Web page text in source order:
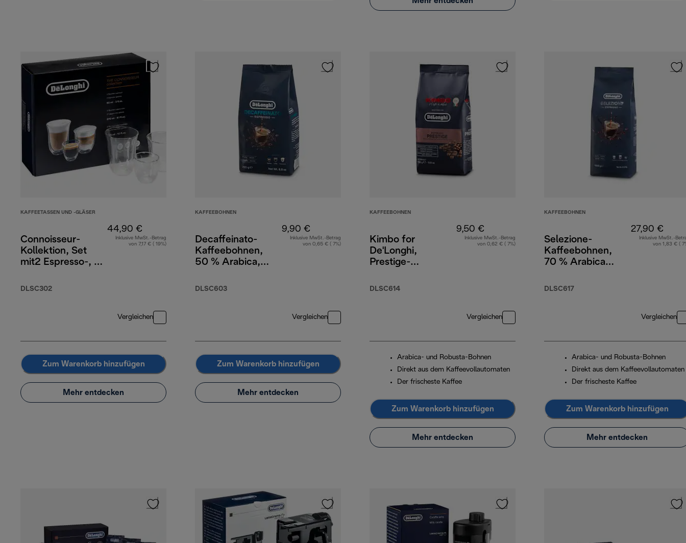
KAFFEETASSEN UND -GLÄSER
Connoisseur-
Kollektion, Set
mit2 Espresso-, 2
2 Latte Macchiato
DLSC302
44,90 €
Inklusive MwSt.-Betrag
von 7,17 € ( 19%)
Vergleichen
Zum Warenkorb hinzufügen
Mehr entdecken
KAFFEEBOHNEN
Decaffeinato-
Kaffeebohnen,
50 % Arabica,
250 g
DLSC603
9,90 €
Inklusive MwSt.-Betrag
von 0,65 € ( 7%)
Vergleichen
Zum Warenkorb hinzufügen
Mehr entdecken
KAFFEEBOHNEN
Kimbo for
De'Longhi,
Prestige-
65 % Arabica
DLSC614
9,50 €
Inklusive MwSt.-Betrag
von 0,62 € ( 7%)
Vergleichen
Arabica- und Robusta-Bohnen
Direkt aus dem Kaffeevollautomaten
Der frischeste Kaffee
Zum Warenkorb hinzufügen
Mehr entdecken
KAFFEEBOHNEN
Selezione-
Kaffeebohnen,
70 % Arabica
DLSC617
27,90 €
Inklusive MwSt.-
von 1,83 € (
Vergleichen
Arabica- und Robusta-Bohnen
Direkt aus dem Kaffeevollautomaten
Der frischeste Kaffee
Zum Warenkorb hinzufügen
Mehr entdecken